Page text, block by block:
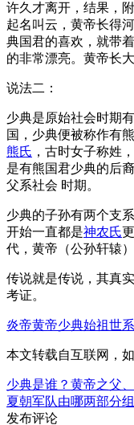
许久才离开，结果，
起名叫云，黄帝长得
典国君的喜欢，就带
的非常漂亮。黄帝长
说法二：
少典是原始社会时期
国，少典便被称作有
熊氏 ，古时女子称姓
是有熊国君少典的后
父系社会 时期。
少典的子孙有两个支
开始一直都是神农氏
代，黄帝（公孙轩辕
传说就是传说，其真
考证。
炎帝黄帝少典始祖世
本文转载自互联网，
少典是谁？黄帝之父
夏朝军队由哪两部分
发布评论